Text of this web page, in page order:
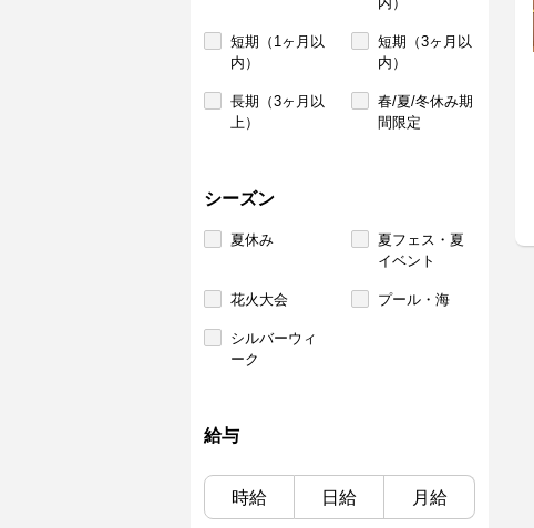
短期（1ヶ月以
内）
短期（3ヶ月以
内）
長期（3ヶ月以
上）
春/夏/冬休み期
間限定
シーズン
夏休み
夏フェス・夏
イベント
花火大会 プール・海
シルバーウィ
ーク
給与
時給 日給 月給